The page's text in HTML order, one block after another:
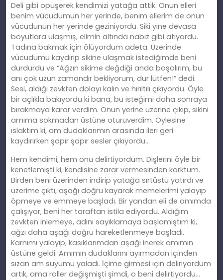
Deli gibi öpüşerek kendimizi yatağa attık. Onun elleri
benim vücudumun her yerinde, benim ellerim de onun
vücudunun her yerinde geziniyordu. Siki yine devasa
boyutlara ulaşmış, elimin altında nabız gibi atıyordu.
Tadına bakmak için ölüyordum adeta. Üzerinde
vücudumu kaydırıp sikine ulaşmak istediğimde beni
durdurdu ve “Ağzın sikime değdiği anda boşalırım, bu
anı çok uzun zamandır bekliyorum, dur lütfen!” dedi.
Sesi, aldığı zevkten dolayı kalın ve hırıltılı çıkıyordu. Öyle
bir açlıkla bakıyordu ki bana, bu isteğimi daha sonraya
bırakmaya karar verdim. Onun yerine üzerine çıkıp, sikini
amıma sokmadan üstüne oturuverdim. Öylesine
ıslaktım ki, am dudaklarımın arasında ileri geri
kaydırırken şapır şapır sesler çıkıyordu…
Hem kendimi, hem onu delirtiyordum. Dişlerini öyle bir
kenetlemişti ki, kendisine zarar vermesinden korktum.
Birden beni üzerinden indirip yatağa sırtüstü yatırdı ve
üzerime çıktı, aşağı doğru kayarak memelerimi yalayıp
öpmeye ve emmeye başladı. Bir yandan eli de amımda
çalışıyor, beni her taraftan istila ediyordu. Aldığım
zevkten inlemeye, adını sayıklamaya başlamıştım ki,
ağzı daha aşağı doğru hareketlenmeye başladı.
Karnımı yalayıp, kasıklarımdan aşağı inerek amımın
üstüne geldi. Amımın dudaklarını ayırmadan içinden
sızan am suyumu yaladı. İçime girmesi için deliriyordum
artık, ama roller değişmişti şimdi, o beni delirtiyordu…